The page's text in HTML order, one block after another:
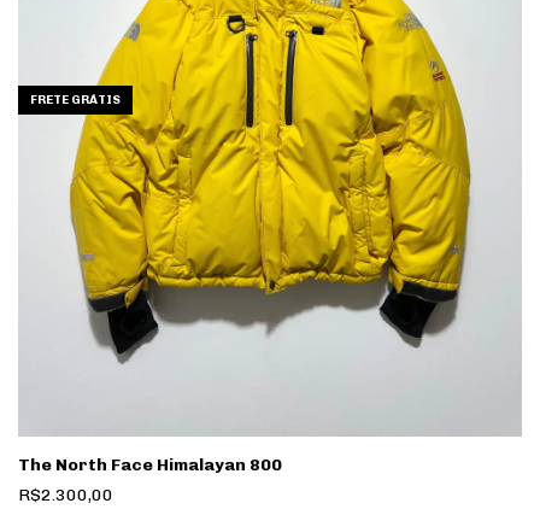
FRETE GRÁTIS
The North Face Himalayan 800
R$2.300,00